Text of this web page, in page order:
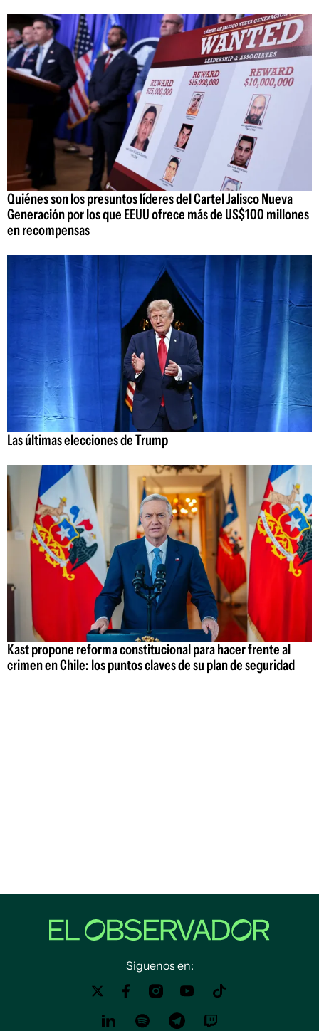
Quiénes son los presuntos líderes del Cartel Jalisco Nueva
Generación por los que EEUU ofrece más de US$100 millones
en recompensas
Las últimas elecciones de Trump
Kast propone reforma constitucional para hacer frente al
crimen en Chile: los puntos claves de su plan de seguridad
Siguenos en: